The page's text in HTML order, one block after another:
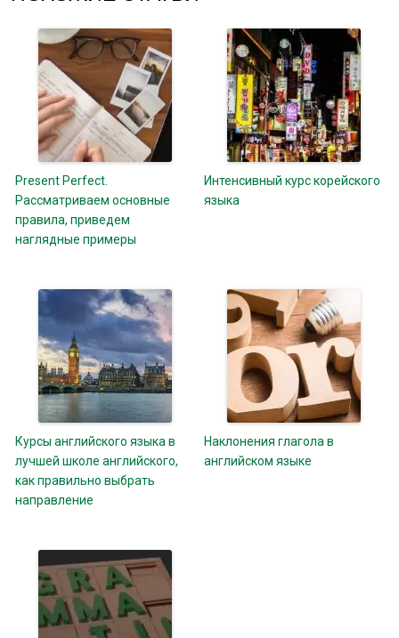
Present Perfect.
Рассматриваем основные
правила, приведем
наглядные примеры
Интенсивный курс корейского
языка
Курсы английского языка в
лучшей школе английского,
как правильно выбрать
направление
Наклонения глагола в
английском языке